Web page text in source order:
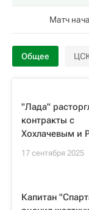
Матч
Общее
"Лада"
контракты с
Хохлачевым и
17 сентября 2025
Капитан